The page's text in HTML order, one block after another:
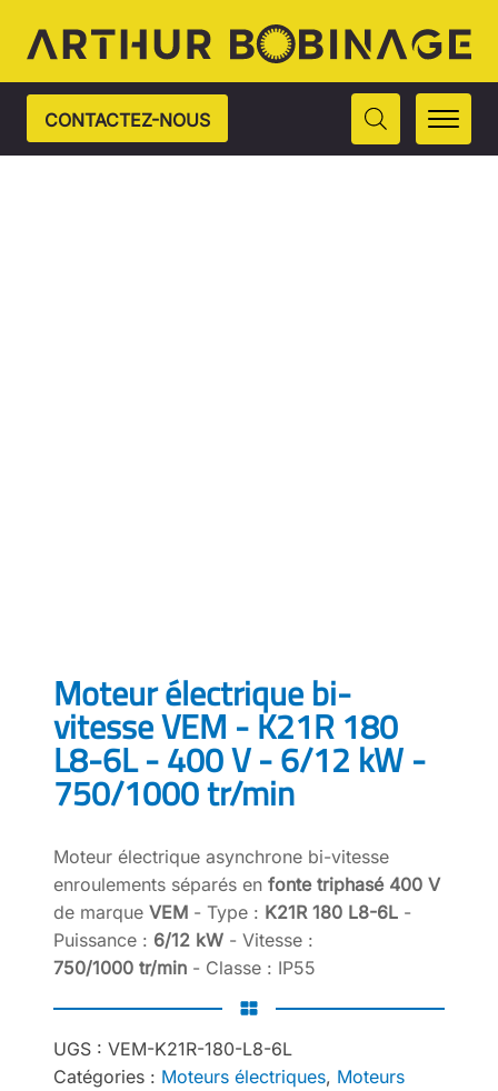
CONTACTEZ-NOUS
Moteur électrique bi-
vitesse VEM - K21R 180
L8-6L - 400 V - 6/12 kW -
750/1000 tr/min
Moteur électrique asynchrone bi-vitesse
enroulements séparés en fonte triphasé 400 V
de marque VEM - Type : K21R 180 L8-6L -
Puissance : 6/12 kW - Vitesse :
750/1000 tr/min - Classe : IP55
UGS : VEM-K21R-180-L8-6L
Catégories : Moteurs électriques, Moteurs